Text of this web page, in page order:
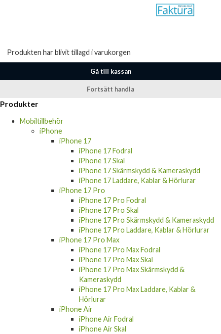
Produkten har blivit tillagd i varukorgen
Gå till kassan
Fortsätt handla
Produkter
Mobiltillbehör
iPhone
iPhone 17
iPhone 17 Fodral
iPhone 17 Skal
iPhone 17 Skärmskydd & Kameraskydd
iPhone 17 Laddare, Kablar & Hörlurar
iPhone 17 Pro
iPhone 17 Pro Fodral
iPhone 17 Pro Skal
iPhone 17 Pro Skärmskydd & Kameraskydd
iPhone 17 Pro Laddare, Kablar & Hörlurar
iPhone 17 Pro Max
iPhone 17 Pro Max Fodral
iPhone 17 Pro Max Skal
iPhone 17 Pro Max Skärmskydd &
Kameraskydd
iPhone 17 Pro Max Laddare, Kablar &
Hörlurar
iPhone Air
iPhone Air Fodral
iPhone Air Skal